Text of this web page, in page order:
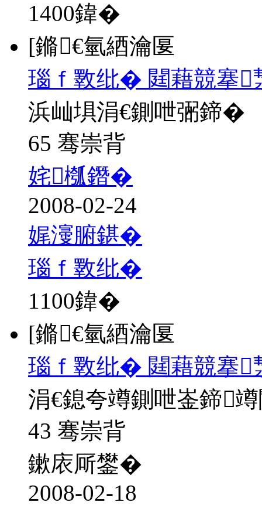
1400鍏�
[鏅€氫綇瀹匽
瑙ｆ斁纰� 閮藉競搴
浜屾埧涓€鍘呭弻鍗�
65 骞崇背
姹槬鐕�
2008-02-24
娓濅腑鍖�
瑙ｆ斁纰�
1100鍏�
[鏅€氫綇瀹匽
瑙ｆ斁纰� 閮藉競搴
涓€鎴夸竴鍘呭崟鍗
43 骞崇背
鏉庡厛鐢�
2008-02-18